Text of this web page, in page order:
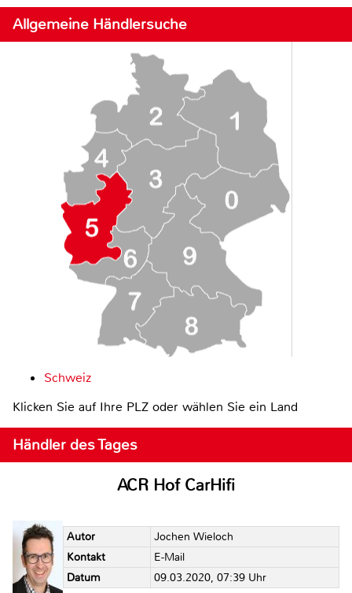
Allgemeine Händlersuche
Schweiz
Klicken Sie auf Ihre PLZ oder wählen Sie ein Land
Händler des Tages
ACR Hof CarHifi
Autor
Jochen Wieloch
Kontakt
E-Mail
Datum
09.03.2020, 07:39 Uhr